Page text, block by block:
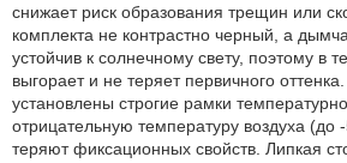
снижает риск образования трещин или
комплекта не контрастно черный, а
устойчив к солнечному свету, поэтому в
выгорает и не теряет первичного
установлены строгие рамки
отрицательную температуру воздуха
теряют фиксационных свойств. Липкая